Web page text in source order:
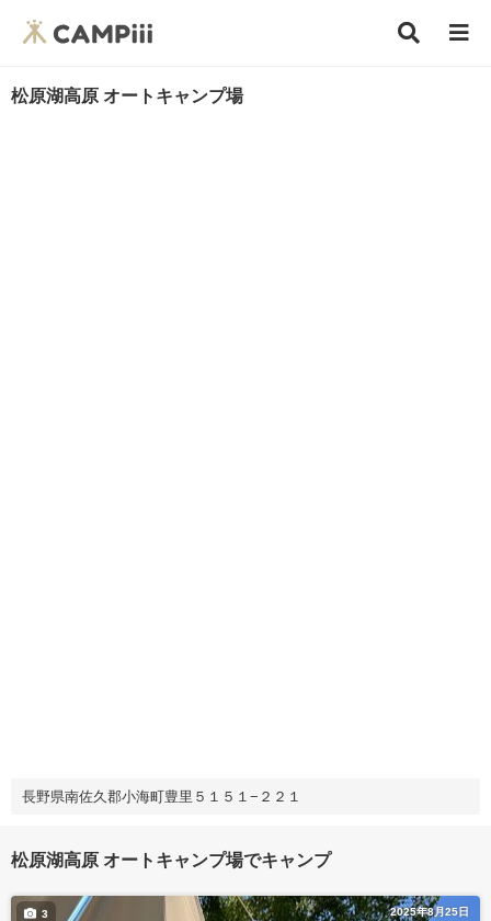
松原湖高原 オートキャンプ場
長野県南佐久郡小海町豊里５１５１−２２１
松原湖高原 オートキャンプ場でキャンプ
2025年8月25日
3